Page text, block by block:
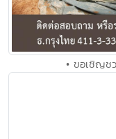
• ขอเชิญช